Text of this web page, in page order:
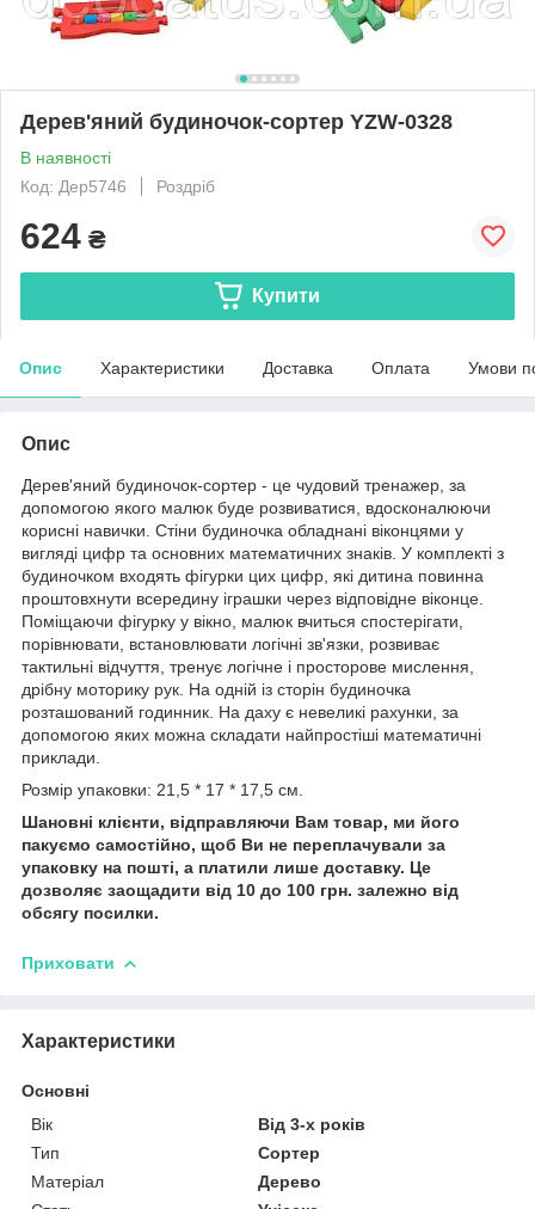
Дерев'яний будиночок-сортер YZW-0328
В наявності
Код: Дер5746
Роздріб
624 ₴
Купити
Опис Характеристики Доставка Оплата Умови
Опис
Дерев'яний будиночок-сортер - це чудовий тренажер, за
допомогою якого малюк буде розвиватися, вдосконалюючи
корисні навички. Стіни будиночка обладнані віконцями у
вигляді цифр та основних математичних знаків. У комплекті з
будиночком входять фігурки цих цифр, які дитина повинна
проштовхнути всередину іграшки через відповідне віконце.
Поміщаючи фігурку у вікно, малюк вчиться спостерігати,
порівнювати, встановлювати логічні зв'язки, розвиває
тактильні відчуття, тренує логічне і просторове мислення,
дрібну моторику рук. На одній із сторін будиночка
розташований годинник. На даху є невеликі рахунки, за
допомогою яких можна складати найпростіші математичні
приклади.
Розмір упаковки: 21,5 * 17 * 17,5 см.
Шановні клієнти, відправляючи Вам товар, ми його
пакуємо самостійно, щоб Ви не переплачували за
упаковку на пошті, а платили лише доставку. Це
дозволяє заощадити від 10 до 100 грн. залежно від
обсягу посилки.
Приховати
Характеристики
Основні
Вік
Від 3-х років
Тип
Сортер
Матеріал
Дерево